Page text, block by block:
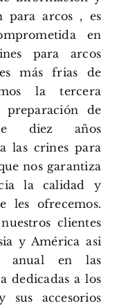
para arcos , es
en
para arcos
más frias de
la tercera
preparación de
diez años
las crines para
nos garantiza
la calidad y
les ofrecemos.
clientes
y América asi
anual en las
dedicadas a los
sus accesorios